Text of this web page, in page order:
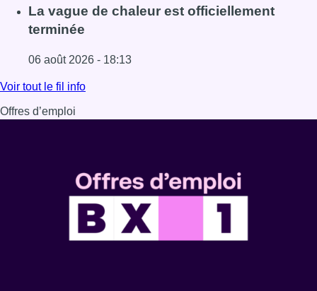
Lire l'article À Bruxelles, le blocus s’invite dans des lieux
La vague de chaleur est officiellement
terminée
06 août 2026 - 18:13
Lire l'article La vague de chaleur est officiellement
Voir tout le fil info
Offres d’emploi